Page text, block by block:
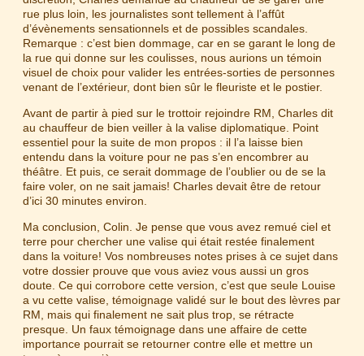
rue plus loin, les journalistes sont tellement à l’affût
d’évènements sensationnels et de possibles scandales.
Remarque : c’est bien dommage, car en se garant le long de
la rue qui donne sur les coulisses, nous aurions un témoin
visuel de choix pour valider les entrées-sorties de personnes
venant de l’extérieur, dont bien sûr le fleuriste et le postier.
Avant de partir à pied sur le trottoir rejoindre RM, Charles dit
au chauffeur de bien veiller à la valise diplomatique. Point
essentiel pour la suite de mon propos : il l’a laisse bien
entendu dans la voiture pour ne pas s’en encombrer au
théâtre. Et puis, ce serait dommage de l’oublier ou de se la
faire voler, on ne sait jamais! Charles devait être de retour
d’ici 30 minutes environ.
Ma conclusion, Colin. Je pense que vous avez remué ciel et
terre pour chercher une valise qui était restée finalement
dans la voiture! Vos nombreuses notes prises à ce sujet dans
votre dossier prouve que vous aviez vous aussi un gros
doute. Ce qui corrobore cette version, c’est que seule Louise
a vu cette valise, témoignage validé sur le bout des lèvres par
RM, mais qui finalement ne sait plus trop, se rétracte
presque. Un faux témoignage dans une affaire de cette
importance pourrait se retourner contre elle et mettre un